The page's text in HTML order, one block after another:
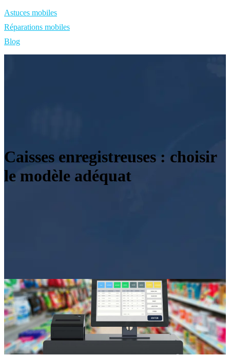
Astuces mobiles
Réparations mobiles
Blog
Caisses enregistreuses : choisir
le modèle adéquat